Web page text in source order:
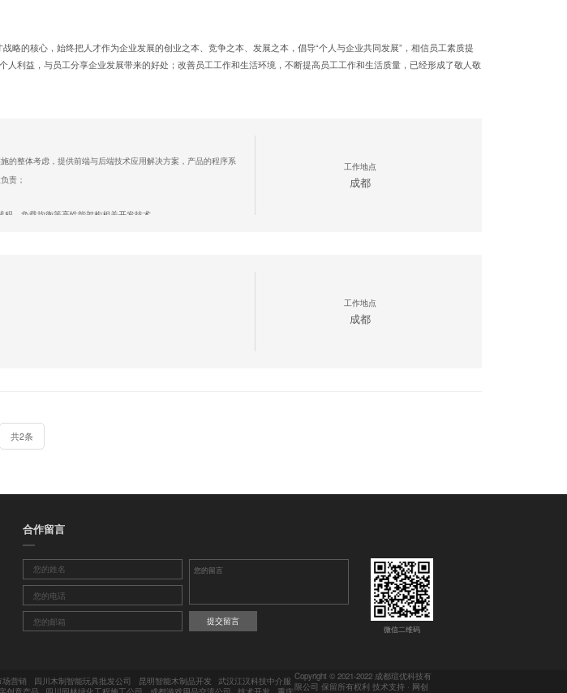
略的核心，始终把人才作为企业发展的创业之本、竞争之本、发展之本，倡导“个人与企业共同发展”，相信员工素质提
利益，与员工分享企业发展带来的好处；改善员工工作和生活环境，不断提高员工工作和生活质量，已经形成了敬人敬
的整体考虑，提供前端与后端技术应用解决方案，产品的程序系
责；
、负载均衡等高性能架构相关开发技术。
工作地点
成都
经验；
工作地点
成都
共2条
合作留言
提交留言
微信二维码
场营销 四川木制智能玩具批发公司 昆明智能木制品开发
武汉江汉科技中介服 Copyright © 2021-2022 成都瑄优科技有
限公司 保留所有权利 技术支持 · 网创